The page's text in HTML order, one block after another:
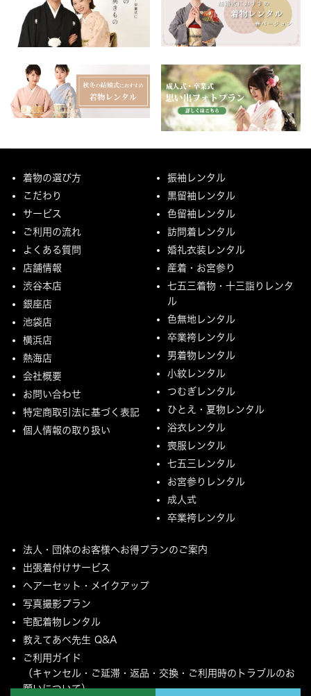
着物の選び方
こだわり
サービス
ご利用の流れ
よくある質問
店舗情報
渋谷本店
銀座店
池袋店
横浜店
熱海店
会社概要
お問い合わせ
特定商取引法に基づく表記
個人情報の取り扱い
振袖レンタル
黒留袖レンタル
色留袖レンタル
訪問着レンタル
婚礼衣装レンタル
産着・お宮参り
七五三着物・十三詣りレンタ
ル
色無地レンタル
卒業袴レンタル
男着物レンタル
小紋レンタル
つむぎレンタル
ひとえ・夏物レンタル
浴衣レンタル
喪服レンタル
七五三レンタル
お宮参りレンタル
成人式
卒業袴レンタル
法人・団体のお客様へお得プランのご案内
出張着付けサービス
ヘアーセット・メイクアップ
写真撮影プラン
宅配着物レンタル
教えてあべ先生 Q&A
ご利用ガイド
（キャンセル・ご延滞・返品・交換・ご利用時のトラブルのお
願いについて）